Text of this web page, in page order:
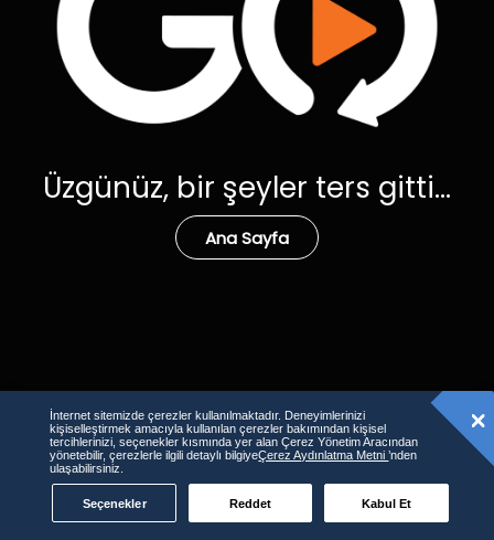
Üzgünüz, bir şeyler ters gitti...
Ana Sayfa
İnternet sitemizde çerezler kullanılmaktadır. Deneyimlerinizi
kişiselleştirmek amacıyla kullanılan çerezler bakımından kişisel
tercihlerinizi, seçenekler kısmında yer alan Çerez Yönetim Aracından
yönetebilir, çerezlerle ilgili detaylı bilgiyeÇerez Aydınlatma Metni’nden
ulaşabilirsiniz.
Seçenekler Reddet Kabul Et